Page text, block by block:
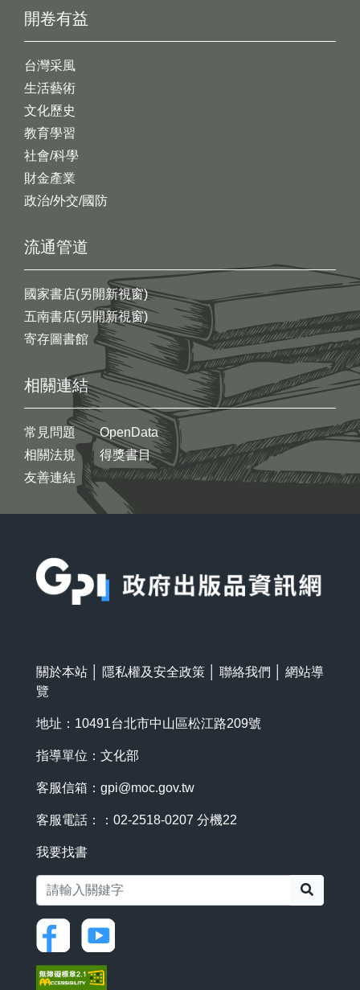
開卷有益
台灣采風
生活藝術
文化歷史
教育學習
社會/科學
財金產業
政治/外交/國防
流通管道
國家書店(另開新視窗)
五南書店(另開新視窗)
寄存圖書館
相關連結
常見問題
相關法規
友善連結
OpenData
得獎書目
關於本站 隱私權及安全政策 聯絡我們
網站導
覽
地址：10491台北市中山區松江路209號
指導單位：文化部
客服信箱： gpi@moc.gov.tw
客服電話：：02-2518-0207 分機22
我要找書